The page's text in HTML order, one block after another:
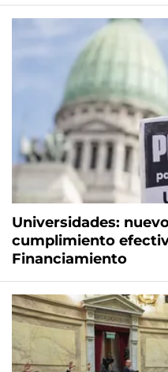
Universidades:
cumplimiento
Financiamiento